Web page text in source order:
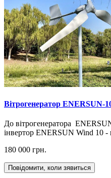
Вітрогенератор ENERSUN-
До вітрогенератора
інвертор ENERSUN Wind 10 -
180 000 грн.
Повідомити, коли зявиться